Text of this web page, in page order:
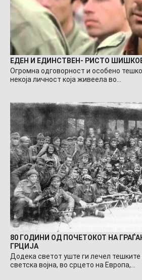
ЕДЕН И ЕДИНСТВЕН- РИСТО
Огромна одговорност и особено
некоја личност која живеела во…
80 ГОДИНИ ОД ПОЧЕТОКОТ НА
ГРЦИЈА
Додека светот уште ги лечел
светска војна, во срцето на Европа,…